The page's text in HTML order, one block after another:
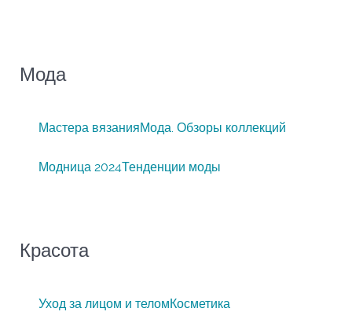
Мода
Мастера вязанияМода. Обзоры коллекций
Модница 2024Тенденции моды
Красота
Уход за лицом и теломКосметика